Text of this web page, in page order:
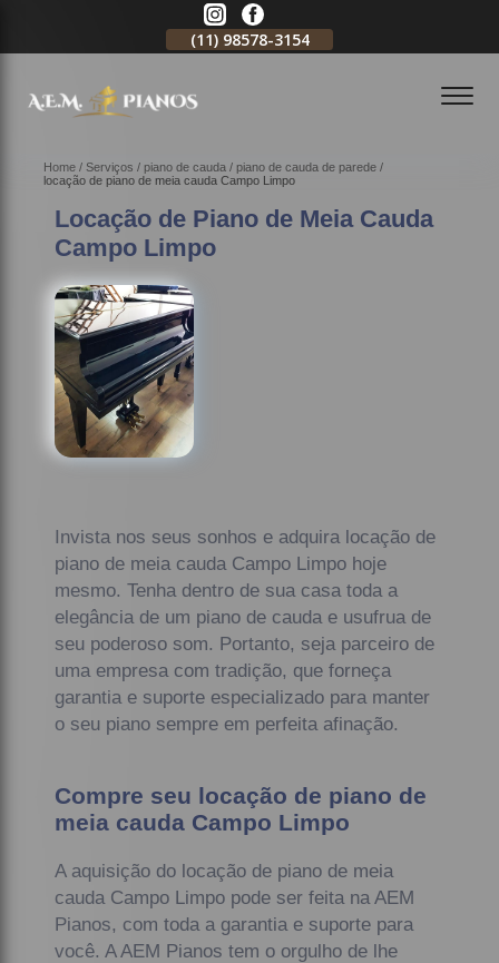
(11) 98578-3154
Home Serviços piano de cauda
piano de cauda de parede
locação de piano de meia cauda Campo Limpo
Locação de Piano de Meia Cauda
Campo Limpo
Invista nos seus sonhos e adquira locação de
piano de meia cauda Campo Limpo hoje
mesmo. Tenha dentro de sua casa toda a
elegância de um piano de cauda e usufrua de
seu poderoso som. Portanto, seja parceiro de
uma empresa com tradição, que forneça
garantia e suporte especializado para manter
o seu piano sempre em perfeita afinação.
Compre seu locação de piano de
meia cauda Campo Limpo
A aquisição do locação de piano de meia
cauda Campo Limpo pode ser feita na AEM
Pianos, com toda a garantia e suporte para
você. A AEM Pianos tem o orgulho de lhe